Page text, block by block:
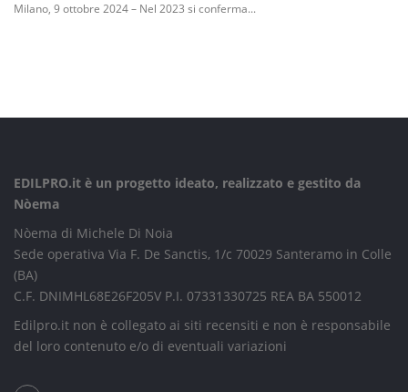
Milano, 9 ottobre 2024 – Nel 2023 si conferma...
EDILPRO.it è un progetto ideato, realizzato e gestito da
Nòema
Nòema di Michele Di Noia
Sede operativa Via F. De Sanctis, 1/c 70029 Santeramo in Colle
(BA)
C.F. DNIMHL68E26F205V P.I. 07331330725 REA BA 550012
Edilpro.it non è collegato ai siti recensiti e non è responsabile
del loro contenuto e/o di eventuali variazioni